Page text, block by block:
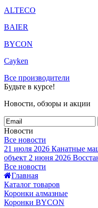
ALTECO
BAIER
BYCON
Cayken
Все производители
Будьте в курсе!
Новости, обзоры и акции
Новости
Все новости
21 июля 2026 Канатные
объект 2 июня 2026
Все новости
Главная
Каталог товаров
Коронки алмазные
Коронки BYCON